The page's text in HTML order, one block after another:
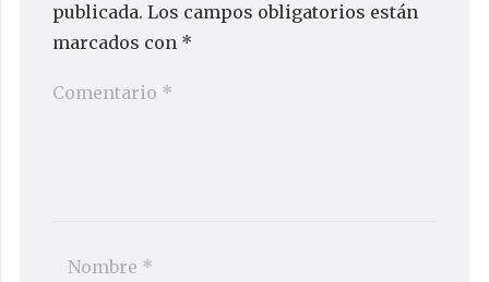
publicada. Los campos obligatorios están
marcados con *